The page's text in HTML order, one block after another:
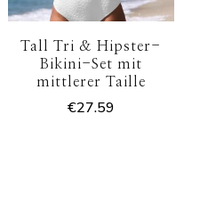
Tall Tri & Hipster-
Bikini-Set mit
mittlerer Taille
€27.59